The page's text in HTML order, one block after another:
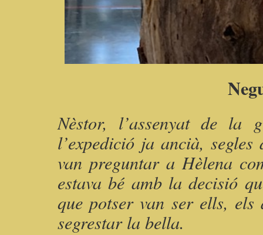
Nèstor, l’assenyat de la
l’expedició ja ancià, segles
van preguntar a Hèlena
estava bé amb la decisió
que potser van ser ells,
segrestar la bella.